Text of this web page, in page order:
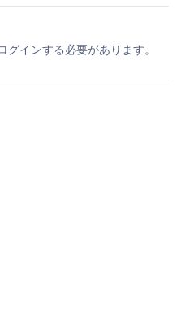
グインする必要があります。